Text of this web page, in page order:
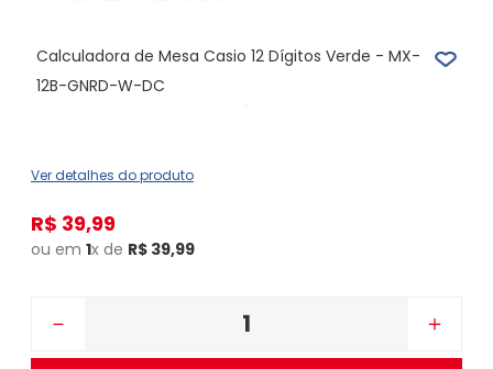
Calculadora de Mesa Casio 12 Dígitos Verde - MX-
12B-GNRD-W-DC
Ver detalhes do produto
R$ 39,99
ou em 1x de R$ 39,99
＋
－